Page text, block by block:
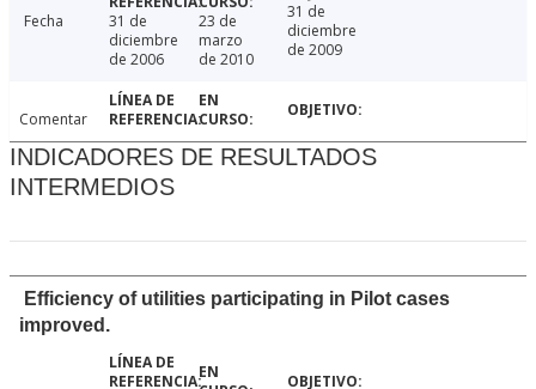
Fecha
31 de
diciembre
de 2006
23 de
marzo
de 2010
31 de
diciembre
de 2009
Comentar
INDICADORES DE RESULTADOS
INTERMEDIOS
Efficiency of utilities participating in Pilot cases
improved.